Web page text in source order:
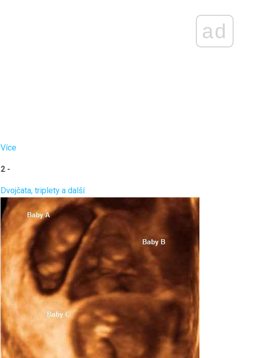
ad
Více
2 -
Dvojčata, triplety a další